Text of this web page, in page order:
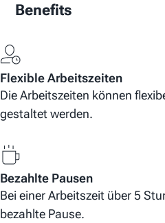
Benefits
Flexible Arbeitszeiten
Die Arbeitszeiten können
gestaltet werden.
Bezahlte Pausen
Bei einer Arbeitszeit über 5
bezahlte Pause.